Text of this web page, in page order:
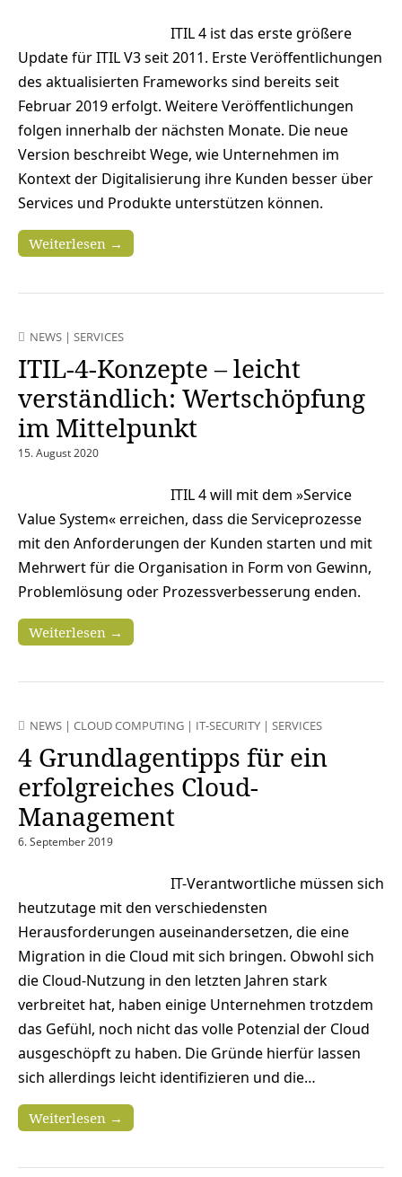
ITIL 4 ist das erste größere
Update für ITIL V3 seit 2011. Erste Veröffentlichungen
des aktualisierten Frameworks sind bereits seit
Februar 2019 erfolgt. Weitere Veröffentlichungen
folgen innerhalb der nächsten Monate. Die neue
Version beschreibt Wege, wie Unternehmen im
Kontext der Digitalisierung ihre Kunden besser über
Services und Produkte unterstützen können.
Weiterlesen →
NEWS | SERVICES
ITIL-4-Konzepte – leicht
verständlich: Wertschöpfung
im Mittelpunkt
15. August 2020
ITIL 4 will mit dem »Service
Value System« erreichen, dass die Serviceprozesse
mit den Anforderungen der Kunden starten und mit
Mehrwert für die Organisation in Form von Gewinn,
Problemlösung oder Prozessverbesserung enden.
Weiterlesen →
NEWS | CLOUD COMPUTING | IT-SECURITY | SERVICES
4 Grundlagentipps für ein
erfolgreiches Cloud-
Management
6. September 2019
IT-Verantwortliche müssen sich
heutzutage mit den verschiedensten
Herausforderungen auseinandersetzen, die eine
Migration in die Cloud mit sich bringen. Obwohl sich
die Cloud-Nutzung in den letzten Jahren stark
verbreitet hat, haben einige Unternehmen trotzdem
das Gefühl, noch nicht das volle Potenzial der Cloud
ausgeschöpft zu haben. Die Gründe hierfür lassen
sich allerdings leicht identifizieren und die…
Weiterlesen →